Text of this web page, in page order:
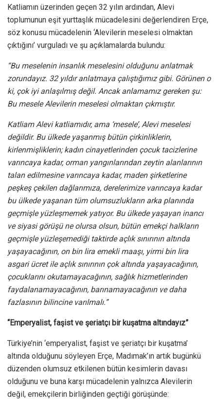
Katliamın üzerinden geçen 32 yılın ardından, Alevi
toplumunun eşit yurttaşlık mücadelesini değerlendiren Erçe,
söz konusu mücadelenin ‘Alevilerin meselesi olmaktan
çıktığını’ vurguladı ve şu açıklamalarda bulundu:
“Bu meselenin insanlık meselesini olduğunu anlatmak
zorundayız. 32 yıldır anlatmaya çalıştığımız gibi. Görünen o
ki, çok iyi anlaşılmış değil. Ancak anlamamız gereken şu:
Bu mesele Alevilerin meselesi olmaktan çıkmıştır.
Katliam Alevi katliamıdır, ama ‘mesele’, Alevi meselesi
değildir. Bu ülkede yaşanmış bütün çirkinliklerin,
kirlenmişliklerin; kadın cinayetlerinden çocuk tacizlerine
varıncaya kadar, orman yangınlarından zeytin alanlarının
talan edilmesine varıncaya kadar, maden şirketlerine
peşkeş çekilen dağlarımıza, derelerimize varıncaya kadar
bu ülkede yaşanan tüm olumsuzlukların arka planında
geçmişle yüzleşmemek yatıyor. Bu ülkede yaşayan inancı
ve siyasi görüşü ne olursa olsun, bütün emekçi halkların
geçmişle yüzleşemediği taktirde açlık sınırının altında
yaşayacağının, on bin lira emekli maaşı, yirmi bin lira
asgari ücret ile açlık sınırının çok altında yaşayacağının,
çocuklarını okutamayacağının, sağlık hizmetlerinden
faydalanamayacağının, barınamayacağının ve daha
fazlasının bilincine varılmalı.”
“Emperyalist, faşist ve şeriatçı bir kuşatma altındayız”
Türkiye’nin ‘emperyalist, faşist ve şeriatçı bir kuşatma’
altında olduğunu söyleyen Erçe, Madımak’ın artık bugünkü
düzenden olumsuz etkilenen bütün kesimlerin davası
olduğunu ve buna karşı mücadelenin yalnızca Alevilerin
değil, emekçilerin birliğinden geçtiği görüşünde: